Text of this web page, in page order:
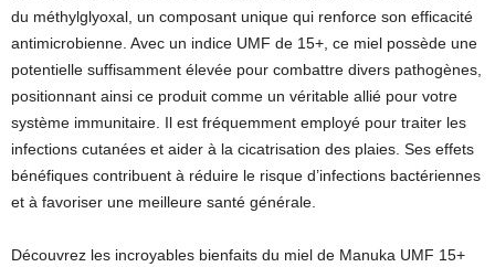
du méthylglyoxal, un composant unique qui renforce son efficacité
antimicrobienne. Avec un indice UMF de 15+, ce miel possède une
potentielle suffisamment élevée pour combattre divers pathogènes,
positionnant ainsi ce produit comme un véritable allié pour votre
système immunitaire. Il est fréquemment employé pour traiter les
infections cutanées et aider à la cicatrisation des plaies. Ses effets
bénéfiques contribuent à réduire le risque d’infections bactériennes
et à favoriser une meilleure santé générale.
Découvrez les incroyables bienfaits du miel de Manuka UMF 15+